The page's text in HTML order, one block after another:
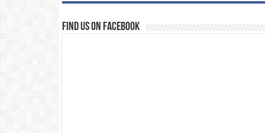
Find us on Facebook